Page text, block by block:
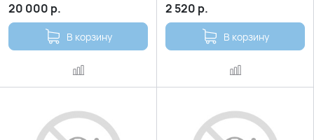
20 000 р.
В корзину
2 520 р.
В корзину